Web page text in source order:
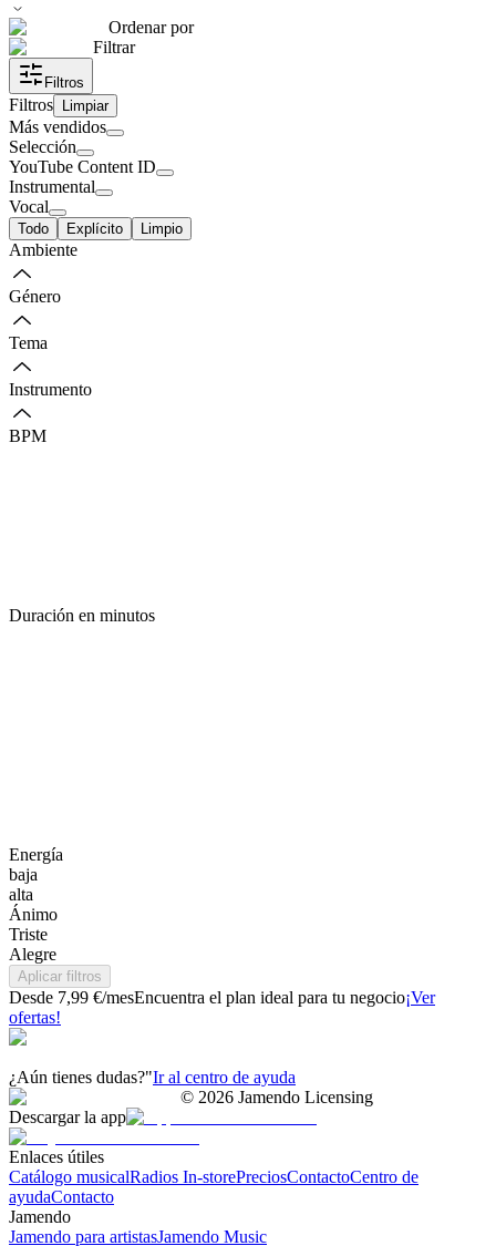
Ordenar por
Filtrar
Filtros
Filtros Limpiar
Más vendidos
Selección
YouTube Content ID
Instrumental
Vocal
Todo Explícito Limpio
Ambiente
Género
Tema
Instrumento
BPM
Duración en minutos
Energía
baja
alta
Ánimo
Triste
Alegre
Aplicar filtros
Desde 7,99 €/mesEncuentra el plan ideal para tu negocio¡Ver
ofertas!
¿Aún tienes dudas?"Ir al centro de ayuda
© 2026 Jamendo Licensing
Descargar la app
Enlaces útiles
Catálogo musicalRadios In-storePreciosContactoCentro de
ayudaContacto
Jamendo
Jamendo para artistasJamendo Music